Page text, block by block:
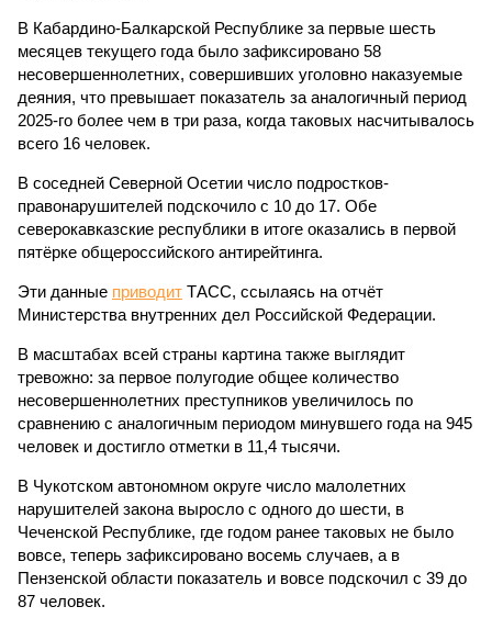
В Кабардино-Балкарской Республике за первые шесть
месяцев текущего года было зафиксировано 58
несовершеннолетних, совершивших уголовно наказуемые
деяния, что превышает показатель за аналогичный период
2025-го более чем в три раза, когда таковых насчитывалось
всего 16 человек.
В соседней Северной Осетии число подростков-
правонарушителей подскочило с 10 до 17. Обе
северокавказские республики в итоге оказались в первой
пятёрке общероссийского антирейтинга.
Эти данные приводит ТАСС, ссылаясь на отчёт
Министерства внутренних дел Российской Федерации.
В масштабах всей страны картина также выглядит
тревожно: за первое полугодие общее количество
несовершеннолетних преступников увеличилось по
сравнению с аналогичным периодом минувшего года на 945
человек и достигло отметки в 11,4 тысячи.
В Чукотском автономном округе число малолетних
нарушителей закона выросло с одного до шести, в
Чеченской Республике, где годом ранее таковых не было
вовсе, теперь зафиксировано восемь случаев, а в
Пензенской области показатель и вовсе подскочил с 39 до
87 человек.